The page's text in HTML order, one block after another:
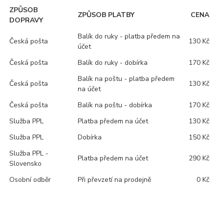
ZPŮSOB
DOPRAVY
ZPŮSOB PLATBY CENA
Česká pošta
Balík do ruky - platba předem na
účet
130 Kč
Česká pošta Balík do ruky - dobírka 170 Kč
Česká pošta
Balík na poštu - platba předem
na účet
130 Kč
Česká pošta Balík na poštu - dobírka
170 Kč
Služba PPL
Platba předem na účet
130 Kč
Služba PPL
Dobírka
150 Kč
Služba PPL -
Slovensko
Platba předem na účet 290 Kč
Osobní odběr Při převzetí na prodejně 0 Kč